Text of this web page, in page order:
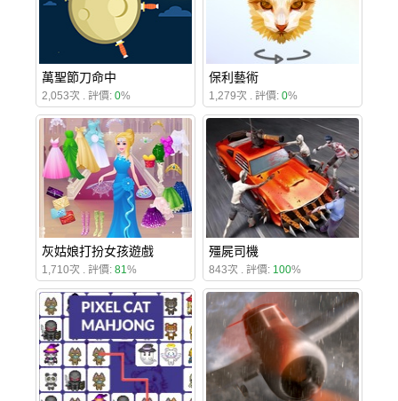
萬聖節刀命中
2,053次 . 評價: 0%
保利藝術
1,279次 . 評價: 0%
灰姑娘打扮女孩遊戲
1,710次 . 評價: 81%
殭屍司機
843次 . 評價: 100%